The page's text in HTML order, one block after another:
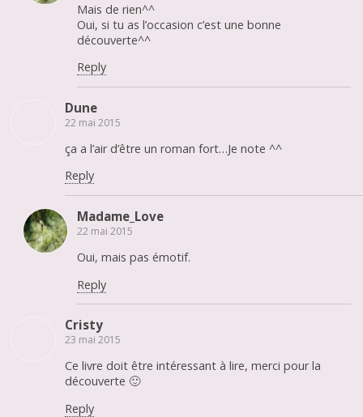
Mais de rien^^
Oui, si tu as l’occasion c’est une bonne
découverte^^
Reply
Dune
22 mai 2015
ça a l’air d’être un roman fort…Je note ^^
Reply
Madame_Love
22 mai 2015
Oui, mais pas émotif.
Reply
Cristy
23 mai 2015
Ce livre doit être intéressant à lire, merci pour la
découverte 🙂
Reply